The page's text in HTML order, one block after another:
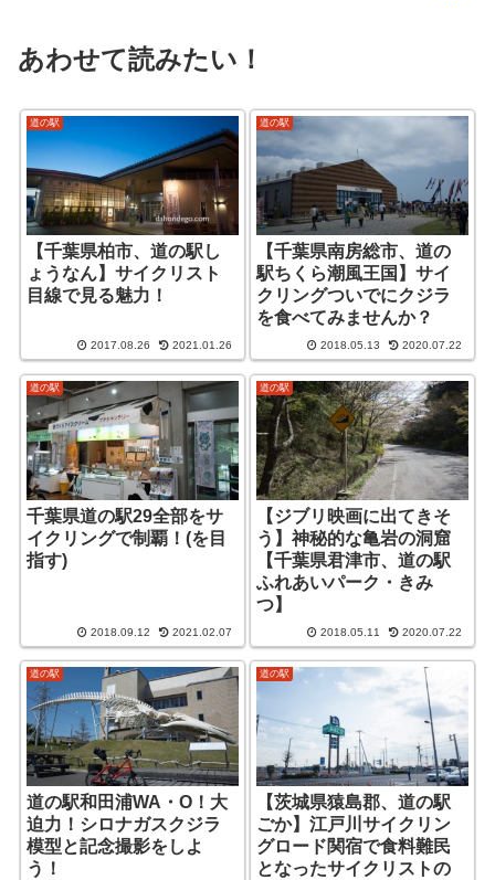
あわせて読みたい！
道の駅
【千葉県柏市、道の駅し
ょうなん】サイクリスト
目線で見る魅力！
2017.08.26 2021.01.26
道の駅
【千葉県南房総市、道の
駅ちくら潮風王国】サイ
クリングついでにクジラ
を食べてみませんか？
2018.05.13 2020.07.22
道の駅
千葉県道の駅29全部をサ
イクリングで制覇！(を目
指す)
2018.09.12 2021.02.07
道の駅
【ジブリ映画に出てきそ
う】神秘的な亀岩の洞窟
【千葉県君津市、道の駅
ふれあいパーク・きみ
つ】
2018.05.11 2020.07.22
道の駅
道の駅和田浦WA・O！大
迫力！シロナガスクジラ
模型と記念撮影をしよ
う！
道の駅
【茨城県猿島郡、道の駅
ごか】江戸川サイクリン
グロード関宿で食料難民
となったサイクリストの